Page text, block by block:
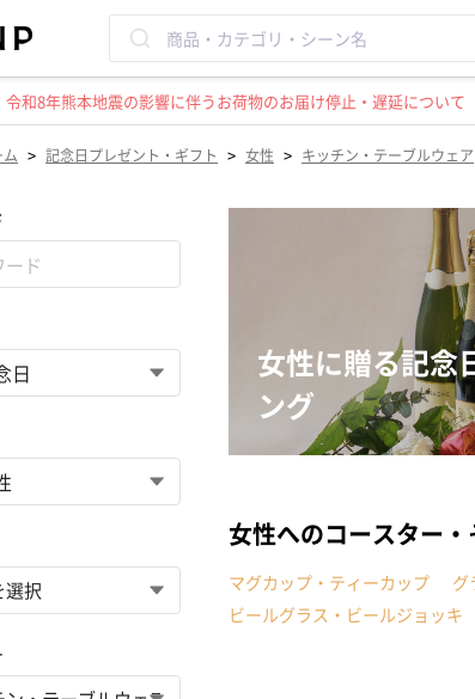
令和8年熊本地震の影響に伴うお荷物のお届け停止・遅延について
> 記念日プレゼント・ギフト > 女性 > キッチン・テーブルウェア
女性に贈る記念
ング
女性へのコースター
マグカップ・ティーカップ グ
ビールグラス・ビールジョッキ